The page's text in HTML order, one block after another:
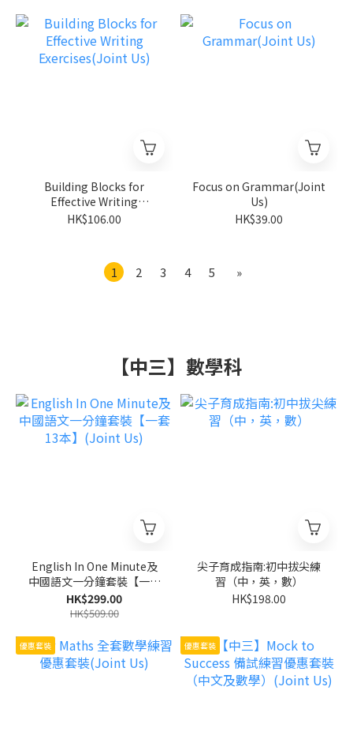
Building Blocks for
Effective Writing
Exercises(Joint Us)
HK$106.00
Focus on Grammar(Joint
Us)
HK$39.00
1 2 3 4 5 »
【中三】數學科
English In One Minute及
中國語文一分鐘套裝【一套
13本】(Joint Us)
HK$299.00
HK$509.00
尖子育成指南:初中拔尖練
習（中，英，數）
HK$198.00
優惠套裝 優惠套裝